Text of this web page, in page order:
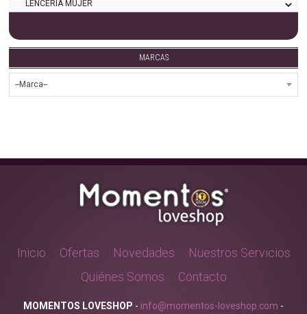
LENCERÍA MUJER
MARCAS
Inicio Ofertas Novedades
Nuestros Servicios
Quiénes Somos
Contacto
MOMENTOS LOVESHOP - info@momentos-loveshop.com -